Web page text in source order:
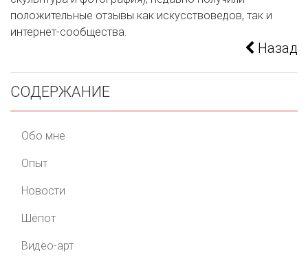
положительные отзывы как искусствоведов, так и
интернет-сообщества.
Назад
СОДЕРЖАНИЕ
Обо мне
Опыт
Новости
Шёпот
Видео-арт